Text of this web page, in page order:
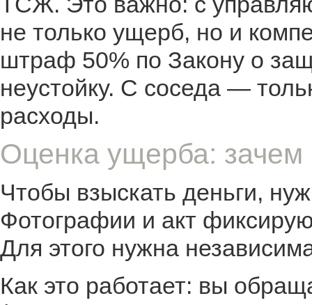
не только ущерб, но и
штраф 50% по Закону о
неустойку. С соседа —
расходы.
Оценка ущерба: зачем
Чтобы взыскать деньги,
Фотографии и акт
Для этого нужна
Как это работает: вы